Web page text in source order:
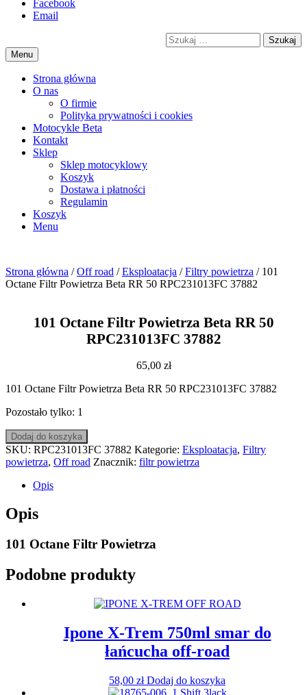
Przejdź
motorex
akcesoria motocyklowe
Facebook
Email
Szukaj
Menu
Strona główna
O nas
O firmie
Polityka prywatności i cookies
Motocykle Beta
Kontakt
Sklep
Sklep motocyklowy
Koszyk
Dostawa i płatności
Regulamin
Menu
Strona główna /Off road /Eksploatacja /Filtry powietrza / 101
Octane Filtr Powietrza Beta RR 50 RPC231013FC 37882
101 Octane Filtr Powietrza Beta RR 50
RPC231013FC 37882
65,00 zł
101 Octane Filtr Powietrza Beta RR 50 RPC231013FC 37882
Pozostało tylko: 1
ilość
101
Octane
Filtr
Powietrza
RR
50
37882
Dodaj do koszyka
SKU: RPC231013FC 37882 Kategorie: Eksploatacja, Filtry
powietrza, Off road Znacznik: filtr powietrza
Opis
Opis
101 Octane Filtr Powietrza
Podobne produkty
Ipone X-Trem 750ml smar do
łańcucha off-road
58,00 zł Dodaj do koszyka